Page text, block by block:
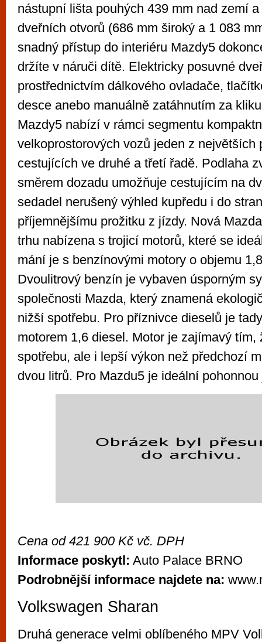
nástupní lišta pouhých 439 mm nad zemí
dveřních otvorů (686 mm široký a 1 083
snadný přístup do interiéru Mazdy5
držíte v náruči dítě. Elektricky posuvné
prostřednictvím dálkového ovladače,
desce anebo manuálně zatáhnutím za
Mazdy5 nabízí v rámci segmentu
velkoprostorových vozů jeden z největších
cestujících ve druhé a třetí řadě. Podlaha
směrem dozadu umožňuje cestujícím na
sedadel nerušený výhled kupředu i do
příjemnějšímu prožitku z jízdy. Nová
trhu nabízena s trojicí motorů, které se
mání je s benzínovými motory o objemu
Dvoulitrový benzín je vybaven úsporným
společnosti Mazda, který znamená
nižší spotřebu. Pro příznivce dieselů je
motorem 1,6 diesel. Motor je zajímavý tím,
spotřebu, ale i lepší výkon než předchozí
dvou litrů. Pro Mazdu5 je ideální
Cena od 421 900 Kč vč. DPH
Informace poskytl: Auto Palace BRNO
Podrobnější informace najdete na:
Volkswagen Sharan
Druhá generace velmi oblíbeného MPV